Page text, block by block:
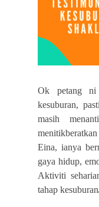
Ok petang
kesuburan,
masih
Eina, ianya
gaya hidup,
Aktiviti
tahap kesuburan